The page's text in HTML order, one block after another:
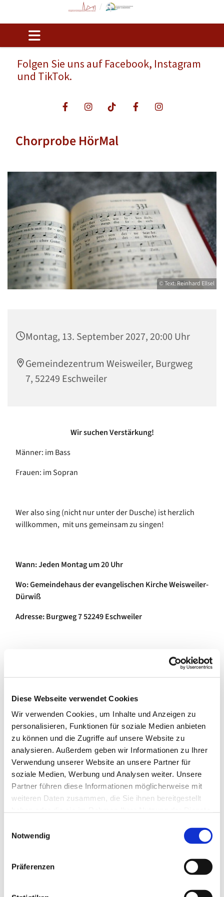
Diese Webseite verwendet Cookies
Wir verwenden Cookies, um Inhalte und Anzeigen zu
personalisieren, Funktionen für soziale Medien anbieten
zu können und die Zugriffe auf unsere Website zu
analysieren. Außerdem geben wir Informationen zu Ihrer
Verwendung unserer Website an unsere Partner für
soziale Medien, Werbung und Analysen weiter. Unsere
Partner führen diese Informationen möglicherweise mit
weiteren Daten zusammen, die Sie ihnen bereitgestellt
Notwendig
Präferenzen
Folgen Sie uns auf Facebook, Instagram
und TikTok.
Chorprobe HörMal
© Text: Reinhard Ellsel
Montag, 13. September 2027, 20:00 Uhr
Gemeindezentrum Weisweiler, Burgweg
7, 52249 Eschweiler
Wir suchen Verstärkung!
Männer: im Bass
Frauen: im Sopran
Wer also sing (nicht nur unter der Dusche) ist herzlich
willkommen, mit uns gemeinsam zu singen!
Wann: Jeden Montag um 20 Uhr
Wo: Gemeindehaus der evangelischen Kirche Weisweiler-
Dürwiß
Adresse: Burgweg 7 52249 Eschweiler
Das Repertoire unseres ökumenischen Chors besteht aus
-Pop-oder Jazz-Arrangements-
-Gospel-
-sowie Weihnachtsliedern-